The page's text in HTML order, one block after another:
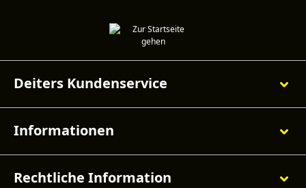
Deiters Kundenservice
Informationen
Rechtliche Information